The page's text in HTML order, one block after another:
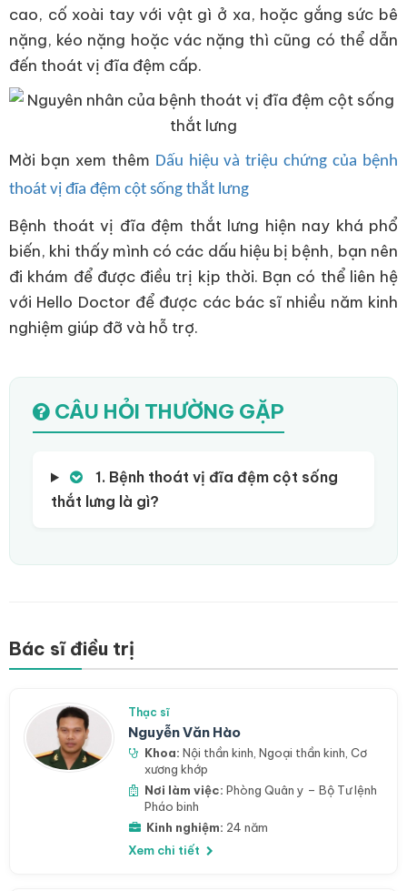
cao, cố xoài tay với vật gì ở xa, hoặc gắng sức bê
nặng, kéo nặng hoặc vác nặng thì cũng có thể dẫn
đến thoát vị đĩa đệm cấp.
Mời bạn xem thêm Dấu hiệu và triệu chứng của bệnh
thoát vị đĩa đệm cột sống thắt lưng
Bệnh thoát vị đĩa đệm thắt lưng hiện nay khá phổ
biến, khi thấy mình có các dấu hiệu bị bệnh, bạn nên
đi khám để được điều trị kịp thời. Bạn có thể liên hệ
với Hello Doctor để được các bác sĩ nhiều năm kinh
nghiệm giúp đỡ và hỗ trợ.
CÂU HỎI THƯỜNG GẶP
1. Bệnh thoát vị đĩa đệm cột sống
thắt lưng là gì?
Bác sĩ điều trị
Thạc sĩ
Nguyễn Văn Hào
Khoa: Nội thần kinh Ngoại thần kinh Cơ
xương khớp
Nơi làm việc: Phòng Quân y – Bộ Tư lệnh
Pháo binh
Kinh nghiệm: 24 năm
Xem chi tiết